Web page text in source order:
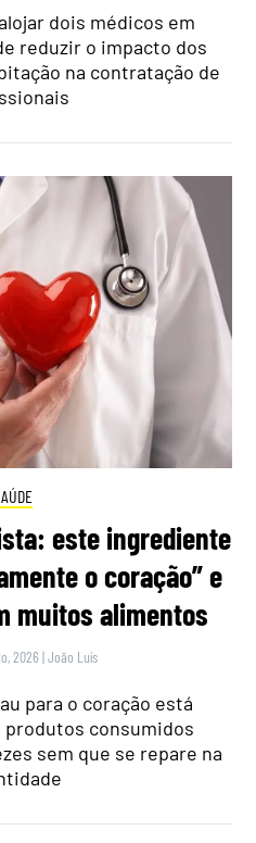
dois médicos em
reduzir o impacto dos
na contratação de
este ingrediente
o coração” e
muitos alimentos
2026 |João Luís
para o coração está
consumidos
sem que se repare na